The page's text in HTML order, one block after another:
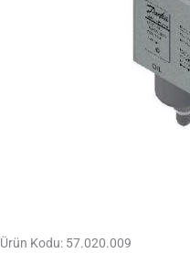
Ürün Kodu: 57.020.009